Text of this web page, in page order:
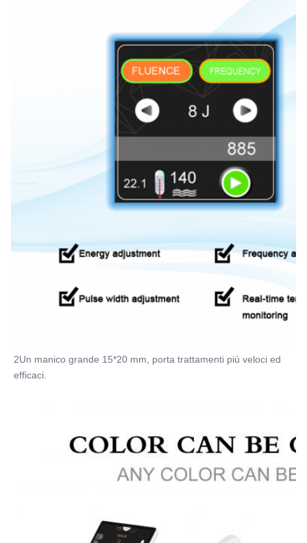
2Un manico grande 15*20 mm, porta trattamenti più veloci ed
efficaci.